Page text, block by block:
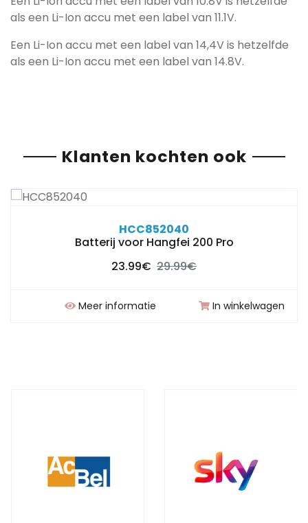
als een Li-Ion accu met een label van 11.1V.
Een Li-Ion accu met een label van 14,4V is hetzelfde
als een Li-Ion accu met een label van 14.8V.
Klanten kochten ook
HCC852040
Batterij voor Hangfei 200 Pro
23.99€ 29.99€
Meer informatie In winkelwagen